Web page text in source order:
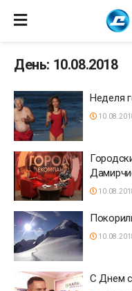
День: 10.08.2018
Неделя
С Днем